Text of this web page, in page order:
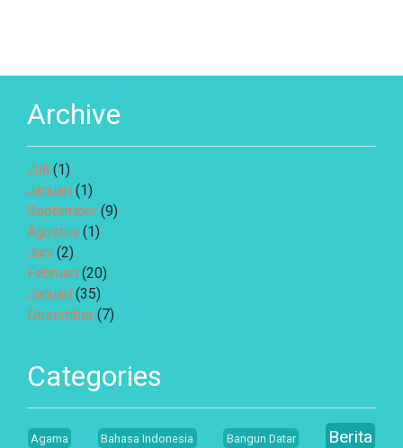
Archive
Juli (1)
Januari (1)
September (9)
Agustus (1)
Juni (2)
Februari (20)
Januari (35)
Desember (7)
Categories
Agama Bahasa Indonesia Bangun Datar
Berita